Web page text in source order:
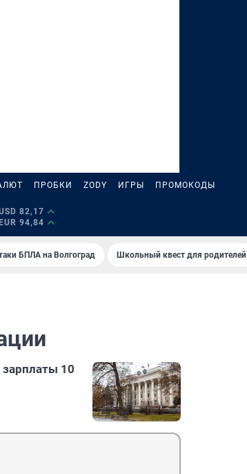
ПРОБКИ ZODY ИГРЫ ПРОМОКОДЫ
82,17
EUR 94,84
БПЛА на Волгоград Школьный квест для родителей
зарплаты 10